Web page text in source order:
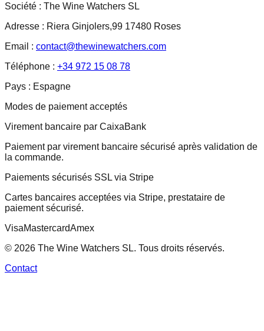
Société : The Wine Watchers SL
Adresse : Riera Ginjolers,99 17480 Roses
Email : contact@thewinewatchers.com
Téléphone : +34 972 15 08 78
Pays : Espagne
Modes de paiement acceptés
Virement bancaire par CaixaBank
Paiement par virement bancaire sécurisé après validation de
la commande.
Paiements sécurisés SSL via Stripe
Cartes bancaires acceptées via Stripe, prestataire de
paiement sécurisé.
VisaMastercardAmex
© 2026 The Wine Watchers SL. Tous droits réservés.
Contact